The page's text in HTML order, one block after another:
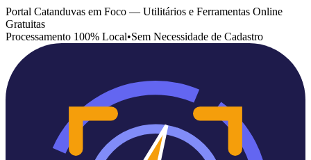
Portal Catanduvas em Foco — Utilitários e Ferramentas Online
Gratuitas
Processamento 100% Local•Sem Necessidade de Cadastro